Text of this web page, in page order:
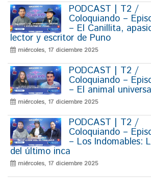
PODCAST | T2 /
Coloquiando –
– El Canillita,
lector y escritor de Puno
miércoles, 17 diciembre 2025
PODCAST | T2 /
Coloquiando –
– El animal
miércoles, 17 diciembre 2025
PODCAST | T2 /
Coloquiando –
– Los Indomables:
del último inca
miércoles, 17 diciembre 2025